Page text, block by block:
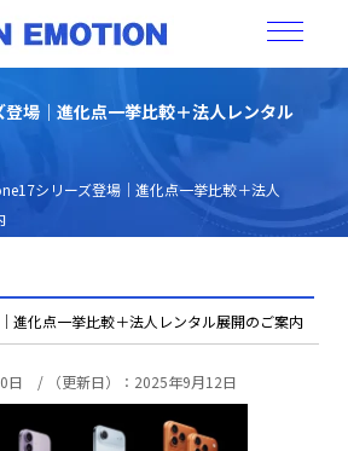
場｜進化点一挙比較＋法人レンタル
シリーズ登場｜進化点一挙比較＋法人
進化点一挙比較＋法人レンタル展開のご案内
日 / （更新日）：2025年9月12日